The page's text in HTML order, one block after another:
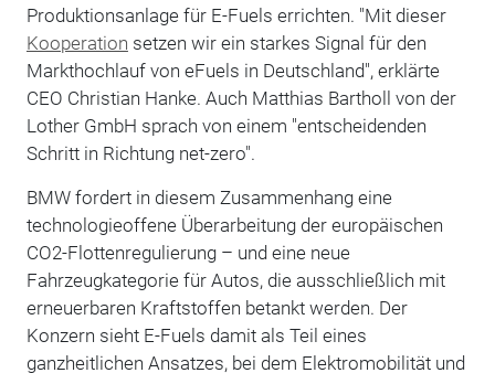
Produktionsanlage für E-Fuels errichten. "Mit dieser
Kooperation setzen wir ein starkes Signal für den
Markthochlauf von eFuels in Deutschland", erklärte
CEO Christian Hanke. Auch Matthias Bartholl von der
Lother GmbH sprach von einem "entscheidenden
Schritt in Richtung net-zero".
BMW fordert in diesem Zusammenhang eine
technologieoffene Überarbeitung der europäischen
CO2-Flottenregulierung – und eine neue
Fahrzeugkategorie für Autos, die ausschließlich mit
erneuerbaren Kraftstoffen betankt werden. Der
Konzern sieht E-Fuels damit als Teil eines
ganzheitlichen Ansatzes, bei dem Elektromobilität und